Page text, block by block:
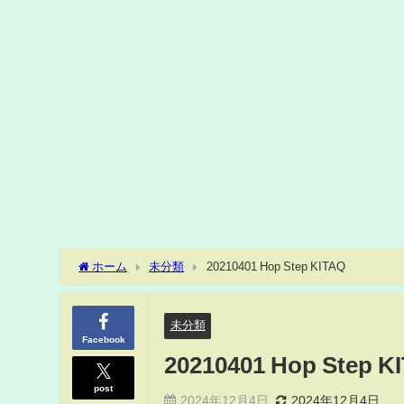
ホーム 未分類 20210401 Hop Step KITAQ
Facebook
post
未分類
20210401 Hop Step
2024年12月4日 2024年12月4日